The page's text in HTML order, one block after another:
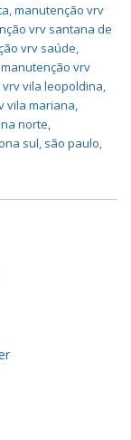
,manutenção vrv
vrv santana de
vrv saúde,
manutenção vrv
vila leopoldina,
vila mariana,
norte,
sul, são paulo,